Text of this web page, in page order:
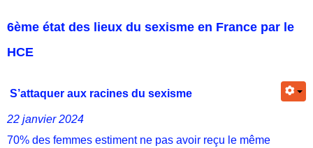
6ème état des lieux du sexisme en France par le
HCE
S’attaquer aux racines du sexisme
22 janvier 2024
70% des femmes estiment ne pas avoir reçu le même